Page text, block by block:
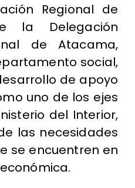
Regional de
la Delegación
de Atacama,
social,
de apoyo
uno de los ejes
del Interior,
las necesidades
se encuentren en